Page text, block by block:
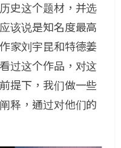
史这个题材，并选
该说是知名度最高
家刘宇昆和特德姜
过这个作品，对这
提下，我们做一些
释，通过对他们的